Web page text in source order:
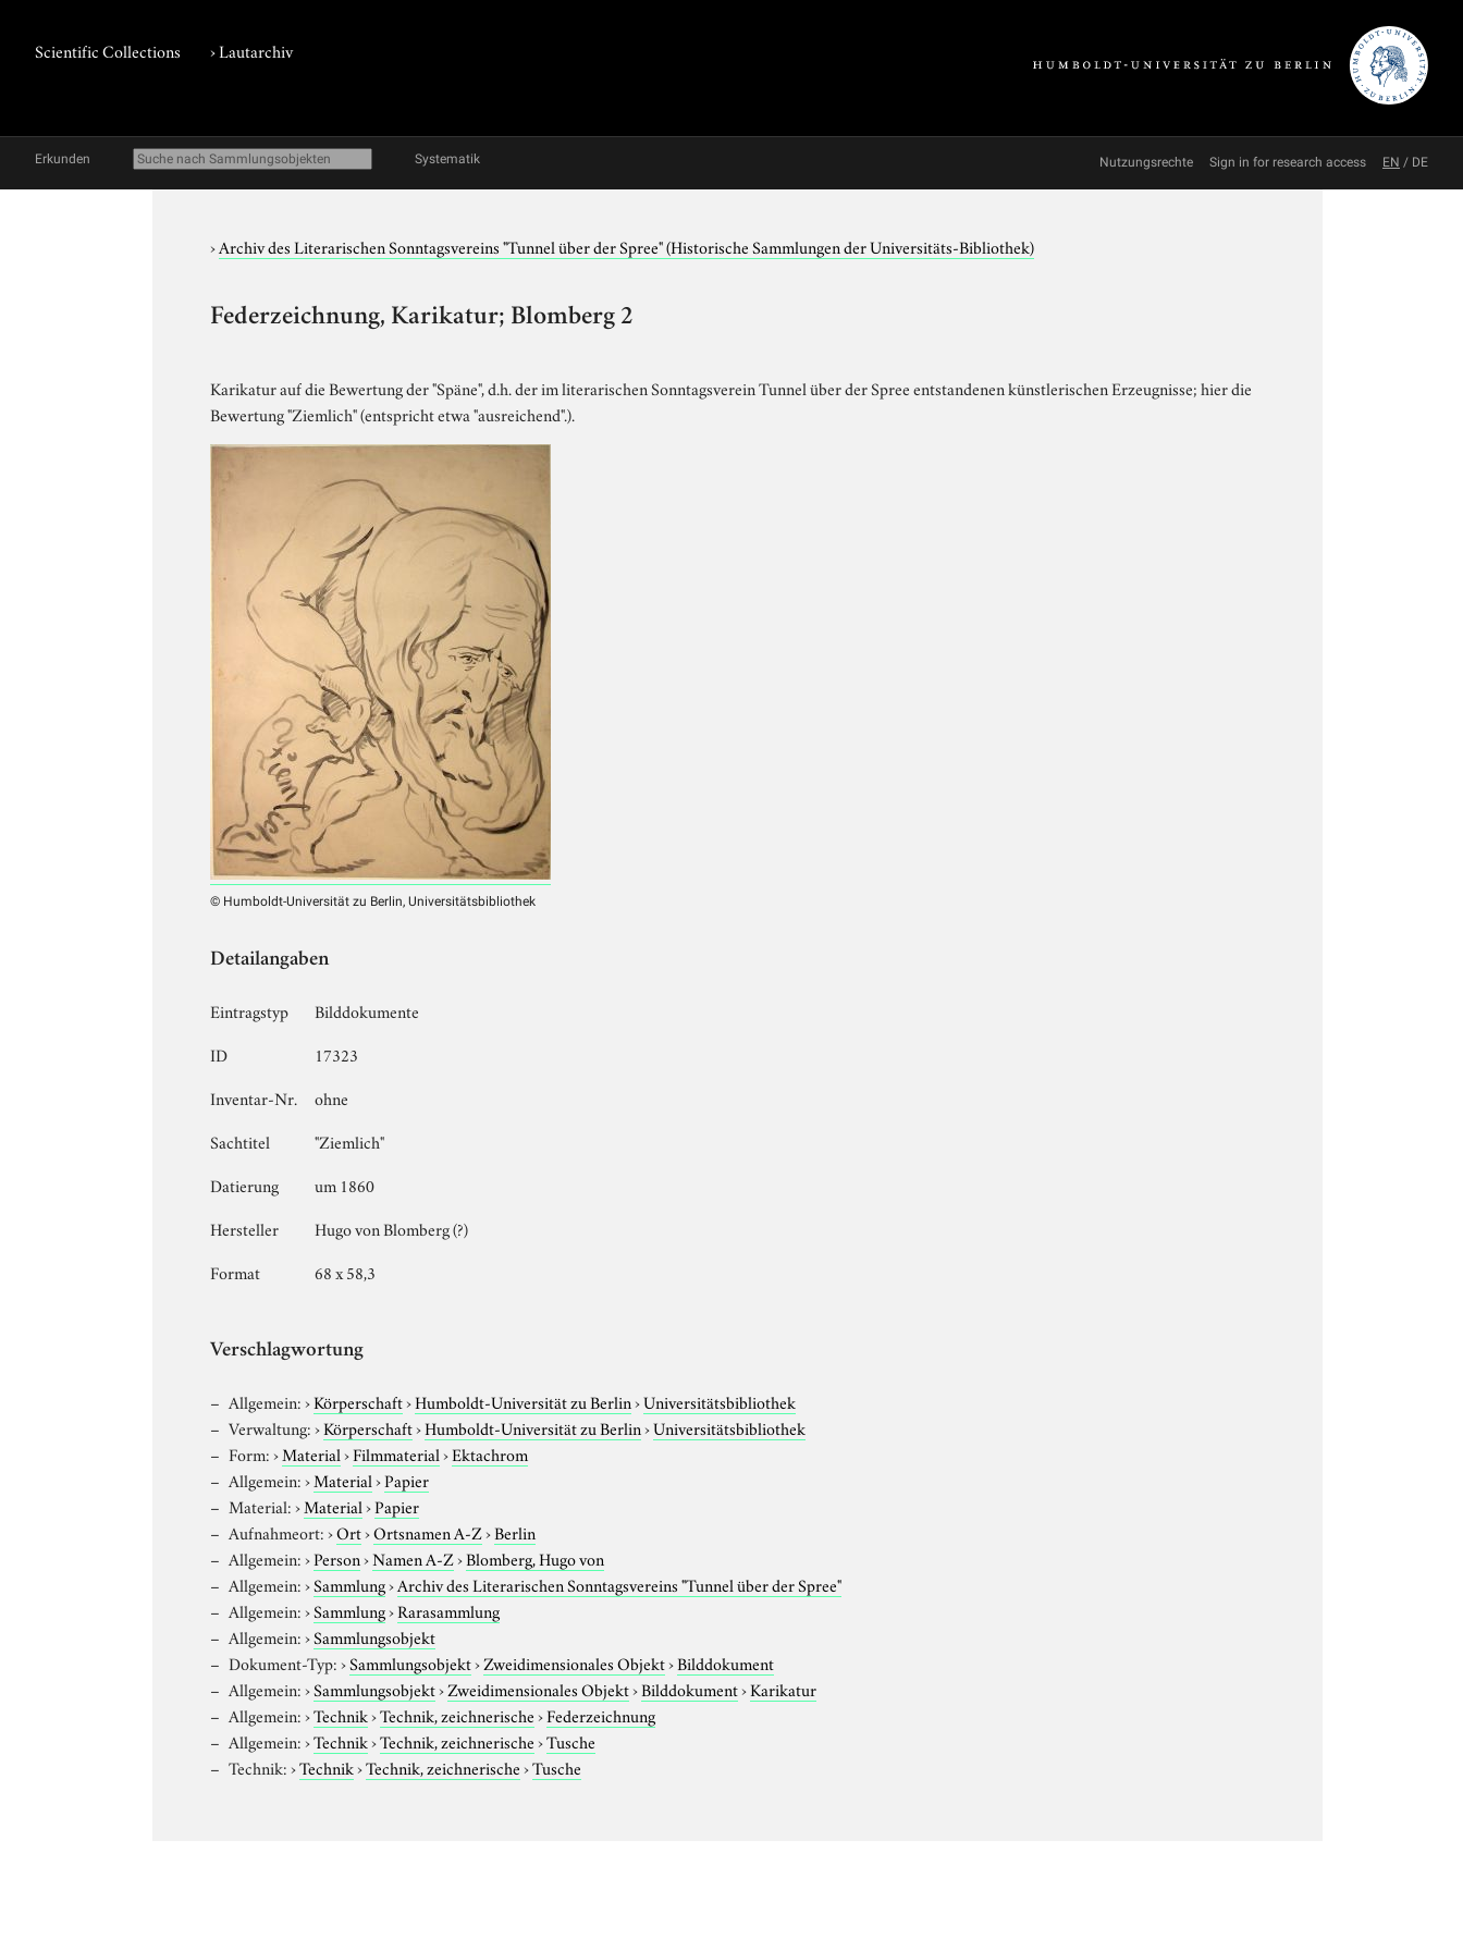
Scientific Collections ›Lautarchiv
Erkunden Systematik Nutzungsrechte Sign in for research access EN / DE
›Archiv des Literarischen Sonntagsvereins "Tunnel über der Spree" (Historische Sammlungen der Universitäts-Bibliothek)
Federzeichnung, Karikatur; Blomberg 2
Karikatur auf die Bewertung der "Späne", d.h. der im literarischen Sonntagsverein Tunnel über der Spree entstandenen künstlerischen Erzeugnisse; hier die
Bewertung "Ziemlich" (entspricht etwa "ausreichend".).
© Humboldt-Universität zu Berlin, Universitätsbibliothek
Detailangaben
Eintragstyp
Bilddokumente
ID
17323
Inventar-Nr.
ohne
Sachtitel
"Ziemlich"
Datierung
um 1860
Hersteller
Hugo von Blomberg (?)
Format
68 x 58,3
Verschlagwortung
Allgemein:›Körperschaft›Humboldt-Universität zu Berlin›Universitätsbibliothek
Verwaltung:›Körperschaft›Humboldt-Universität zu Berlin›Universitätsbibliothek
Form:›Material›Filmmaterial›Ektachrom
Allgemein:›Material›Papier
Material:›Material›Papier
Aufnahmeort:›Ort›Ortsnamen A-Z›Berlin
Allgemein:›Person›Namen A-Z›Blomberg, Hugo von
Allgemein:›Sammlung›Archiv des Literarischen Sonntagsvereins "Tunnel über der Spree"
Allgemein:›Sammlung›Rarasammlung
Allgemein:›Sammlungsobjekt
Dokument-Typ:›Sammlungsobjekt›Zweidimensionales Objekt›Bilddokument
Allgemein:›Sammlungsobjekt›Zweidimensionales Objekt›Bilddokument›Karikatur
Allgemein:›Technik›Technik, zeichnerische›Federzeichnung
Allgemein:›Technik›Technik, zeichnerische›Tusche
Technik:›Technik›Technik, zeichnerische›Tusche